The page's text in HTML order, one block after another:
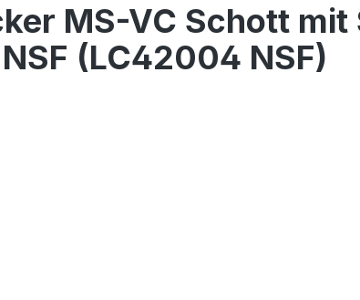
MS-VC Schott
(LC42004 NSF)